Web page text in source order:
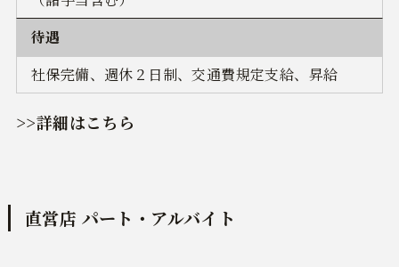
待遇
社保完備、週休２日制、交通費規定支給、昇給
>>詳細はこちら
直営店 パート・アルバイト